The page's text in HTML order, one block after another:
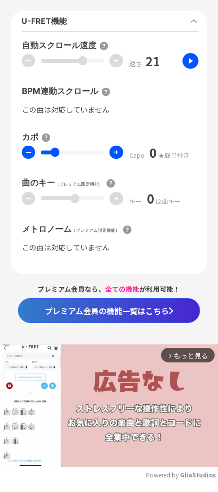
U-FRET機能
自動スクロール速度
ー + 速さ 21
BPM連動スクロール
この曲は対応していません
カポ
ー + Capo 0 ★簡単弾き
曲のキー（プレミアム限定機能）
ー + キー 0 原曲キー
メトロノーム （プレミアム限定機能）
この曲は対応していません
プレミアム会員なら、全ての機能が利用可能！
プレミアム会員の機能一覧はこちら
arrow_forward_ios もっと見る
Powered by GliaStudios